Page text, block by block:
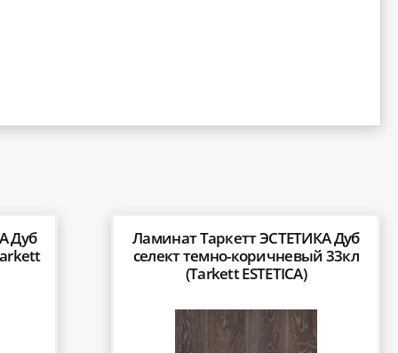
Дуб
Ламинат Таркетт ЭСТЕТИКА Дуб
селект темно-коричневый 33кл
(Tarkett ESTETICA)